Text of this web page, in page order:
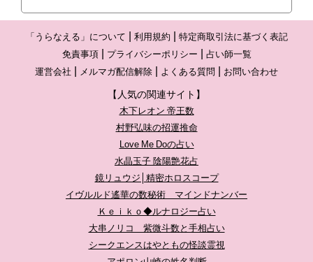
「うらなえる」について 利用規約
特定商取引法に基づく表記
免責事項
プライバシーポリシー
占い師一覧
運営会社
メルマガ配信解除 よくある質問 お問い合わせ
【人気の関連サイト】
木下レオン 帝王数
村野弘味の招運推命
Love Me Doの占い
水晶玉子 陰陽艶花占
鏡リュウジ│精密ホロスコープ
イヴルルド遙華の数秘術 マインドナンバー
Ｋｅｉｋｏ◆ルナロジー占い
大串ノリコ 紫微斗数と手相占い
シークエンスはやともの怪談霊視